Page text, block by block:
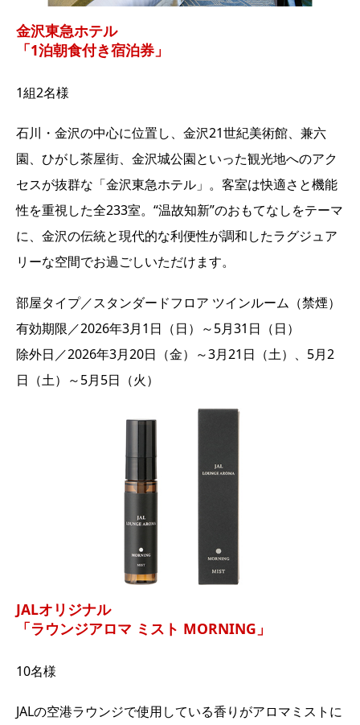
金沢東急ホテル
「1泊朝食付き宿泊券」
1組2名様
石川・金沢の中心に位置し、金沢21世紀美術館、兼六
園、ひがし茶屋街、金沢城公園といった観光地へのアク
セスが抜群な「金沢東急ホテル」。客室は快適さと機能
性を重視した全233室。“温故知新”のおもてなしをテーマ
に、金沢の伝統と現代的な利便性が調和したラグジュア
リーな空間でお過ごしいただけます。
部屋タイプ／スタンダードフロア ツインルーム（禁煙）
有効期限／2026年3月1日（日）～5月31日（日）
除外日／2026年3月20日（金）～3月21日（土）、5月2
日（土）～5月5日（火）
JALオリジナル
「ラウンジアロマ ミスト MORNING」
10名様
JALの空港ラウンジで使用している香りがアロマミストに